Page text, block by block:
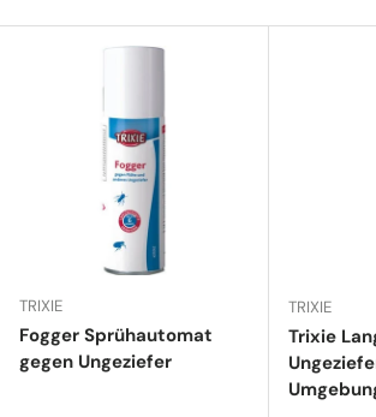
TRIXIE
Fogger Sprühautomat
gegen Ungeziefer
TRIXIE
Trixie